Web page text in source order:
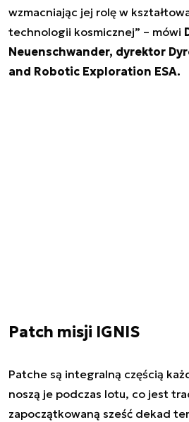
wzmacniając jej rolę w
technologii kosmicznej” – mówi
Neuenschwander, dyrektor
and Robotic Exploration ESA.
Patch misji IGNIS
Patche są integralną częścią
noszą je podczas lotu, co jest
zapoczątkowaną sześć dekad